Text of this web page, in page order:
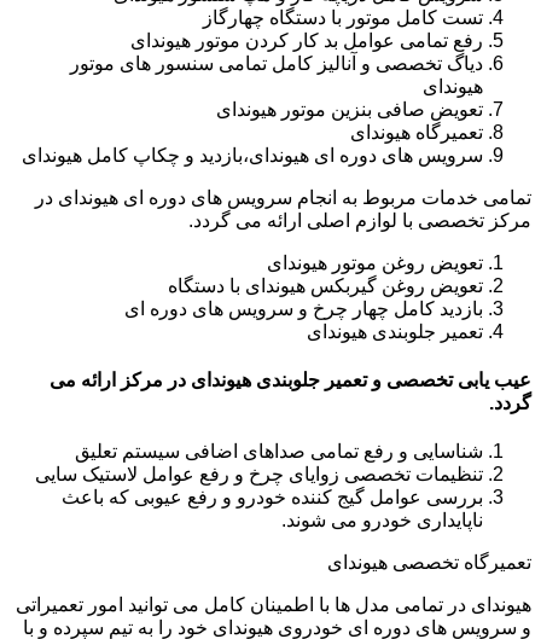
تست کامل موتور با دستگاه چهارگاز
رفع تمامی عوامل بد کار کردن موتور هیوندای
دیاگ تخصصی و آنالیز کامل تمامی سنسور های موتور
هیوندای
تعویض صافی بنزین موتور هیوندای
تعمیرگاه هیوندای
سرویس های دوره ای هیوندای،بازدید و چکاپ کامل هیوندای
تمامی خدمات مربوط به انجام سرویس های دوره ای هیوندای در
مرکز تخصصی با لوازم اصلی ارائه می گردد.
تعویض روغن موتور هیوندای
تعویض روغن گیربکس هیوندای با دستگاه
بازدید کامل چهار چرخ و سرویس های دوره ای
تعمیر جلوبندی هیوندای
عیب یابی تخصصی و تعمیر جلوبندی هیوندای در مرکز ارائه می
گردد.
شناسایی و رفع تمامی صداهای اضافی سیستم تعلیق
تنظیمات تخصصی زوایای چرخ و رفع عوامل لاستیک سایی
بررسی عوامل گیج کننده خودرو و رفع عیوبی که باعث
ناپایداری خودرو می شوند.
تعمیرگاه تخصصی هیوندای
هیوندای در تمامی مدل ها با اطمینان کامل می توانید امور تعمیراتی
و سرویس های دوره ای خودروی هیوندای خود را به تیم سپرده و با